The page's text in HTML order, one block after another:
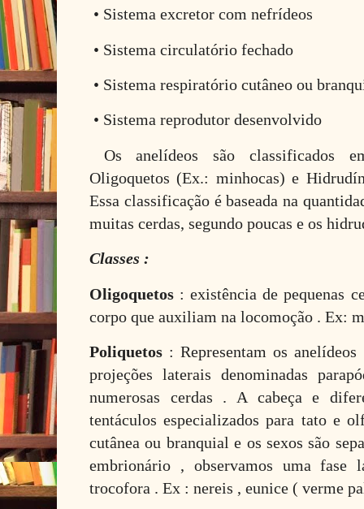
• Sistema excretor com nefrídeos
• Sistema circulatório fechado
• Sistema respiratório cutâneo ou
• Sistema reprodutor desenvolvido
Os anelídeos são classificados
Oligoquetos (Ex.: minhocas) e
Essa classificação é baseada na
muitas cerdas, segundo poucas e os
Classes :
Oligoquetos : existência de pequenas
corpo que auxiliam na locomoção . Ex:
Poliquetos : Representam os
projeções laterais denominadas
numerosas cerdas . A cabeça e
tentáculos especializados para tato e
cutânea ou branquial e os sexos são
embrionário , observamos uma fase
trocofora . Ex : nereis , eunice ( verme